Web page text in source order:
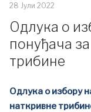
28 Јули 2022
Одлука о
понуђача
трибине
Одлука о избору
наткривне